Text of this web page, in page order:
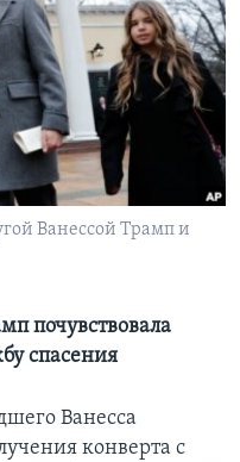
Ванессой Трамп и
почувствовала
спасения
Ванесса
конверта с